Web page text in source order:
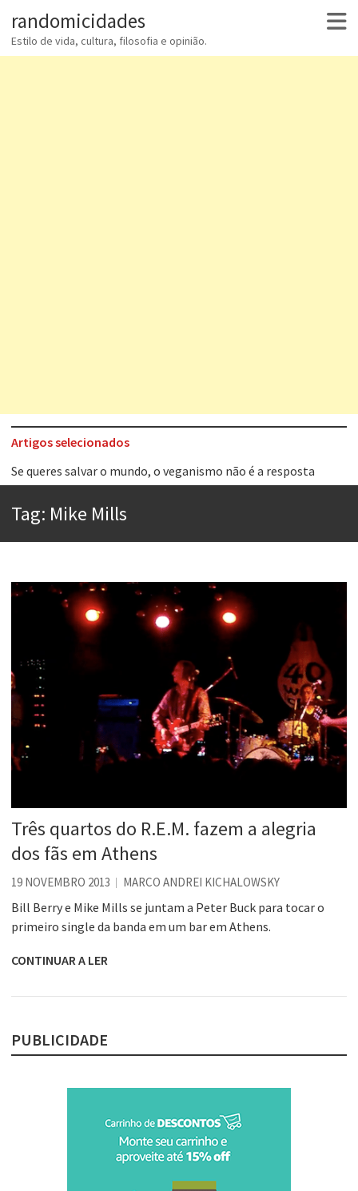
randomicidades
Estilo de vida, cultura, filosofia e opinião.
Artigos selecionados
Se queres salvar o mundo, o veganismo não é a resposta
A construção da urbanidade
Contardo Calligaris prega o “direito à tristeza”
Esse tal de Rock Gaúcho
Os causos de Jorge Luis Borges
Voto obrigatório é correto?
Tag: Mike Mills
Três quartos do R.E.M. fazem a alegria
dos fãs em Athens
19 NOVEMBRO 2013 MARCO ANDREI KICHALOWSKY
Bill Berry e Mike Mills se juntam a Peter Buck para tocar o
primeiro single da banda em um bar em Athens.
CONTINUAR A LER
PUBLICIDADE